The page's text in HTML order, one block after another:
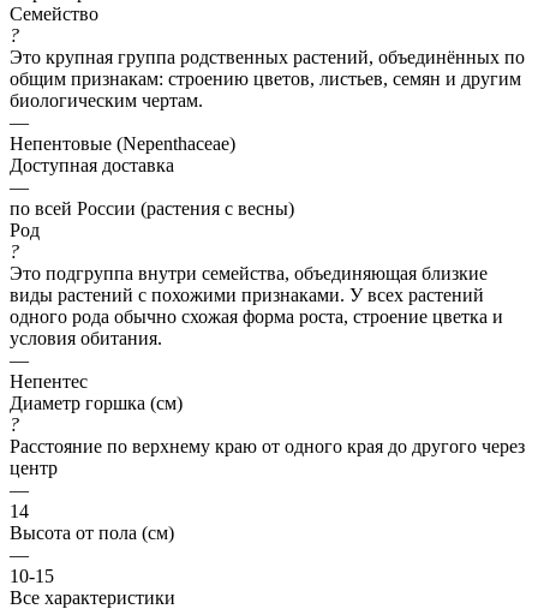
Семейство
?
Это крупная группа родственных растений, объединённых по
общим признакам: строению цветов, листьев, семян и другим
биологическим чертам.
—
Непентовые (Nepenthaceae)
Доступная доставка
—
по всей России (растения с весны)
Род
?
Это подгруппа внутри семейства, объединяющая близкие
виды растений с похожими признаками. У всех растений
одного рода обычно схожая форма роста, строение цветка и
условия обитания.
—
Непентес
Диаметр горшка (см)
?
Расстояние по верхнему краю от одного края до другого через
центр
—
14
Высота от пола (см)
—
10-15
Все характеристики